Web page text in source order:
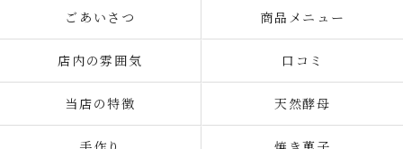
ごあいさつ 商品メニュー
店内の雰囲気 口コミ
当店の特徴 天然酵母